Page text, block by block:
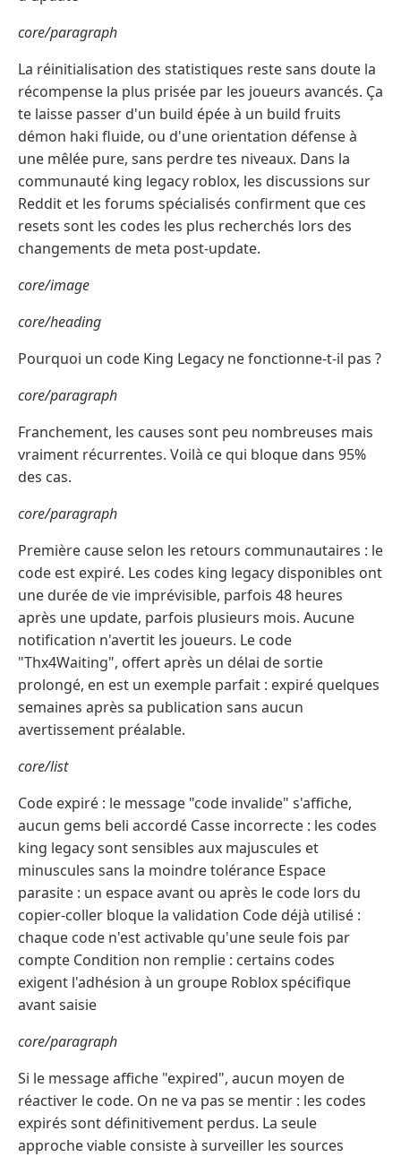
core/paragraph
La réinitialisation des statistiques reste sans doute la
récompense la plus prisée par les joueurs avancés. Ça
te laisse passer d'un build épée à un build fruits
démon haki fluide, ou d'une orientation défense à
une mêlée pure, sans perdre tes niveaux. Dans la
communauté king legacy roblox, les discussions sur
Reddit et les forums spécialisés confirment que ces
resets sont les codes les plus recherchés lors des
changements de meta post-update.
core/image
core/heading
Pourquoi un code King Legacy ne fonctionne-t-il pas ?
core/paragraph
Franchement, les causes sont peu nombreuses mais
vraiment récurrentes. Voilà ce qui bloque dans 95%
des cas.
core/paragraph
Première cause selon les retours communautaires : le
code est expiré. Les codes king legacy disponibles ont
une durée de vie imprévisible, parfois 48 heures
après une update, parfois plusieurs mois. Aucune
notification n'avertit les joueurs. Le code
"Thx4Waiting", offert après un délai de sortie
prolongé, en est un exemple parfait : expiré quelques
semaines après sa publication sans aucun
avertissement préalable.
core/list
Code expiré : le message "code invalide" s'affiche,
aucun gems beli accordé Casse incorrecte : les codes
king legacy sont sensibles aux majuscules et
minuscules sans la moindre tolérance Espace
parasite : un espace avant ou après le code lors du
copier-coller bloque la validation Code déjà utilisé :
chaque code n'est activable qu'une seule fois par
compte Condition non remplie : certains codes
exigent l'adhésion à un groupe Roblox spécifique
avant saisie
core/paragraph
Si le message affiche "expired", aucun moyen de
réactiver le code. On ne va pas se mentir : les codes
expirés sont définitivement perdus. La seule
approche viable consiste à surveiller les sources